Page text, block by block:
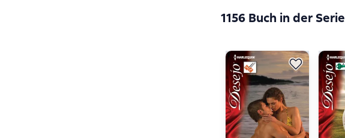
1156 Buch in der Serie